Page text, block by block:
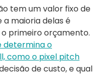
tem um valor fixo de
a maioria delas é
primeiro orçamento.
determina o
como o pixel pitch
de custo, e qual